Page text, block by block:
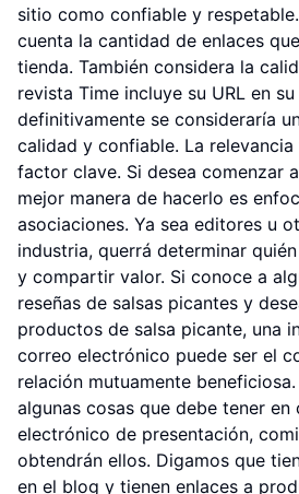
sitio como confiable y
cuenta la cantidad de enlaces
tienda. También considera la
revista Time incluye su URL en
definitivamente se consideraría
calidad y confiable. La
factor clave. Si desea comenzar
mejor manera de hacerlo es
asociaciones. Ya sea editores u
industria, querrá determinar
y compartir valor. Si conoce a
reseñas de salsas picantes y
productos de salsa picante, una
correo electrónico puede ser el
relación mutuamente
algunas cosas que debe tener en
electrónico de presentación,
obtendrán ellos. Digamos que
en el blog y tienen enlaces a